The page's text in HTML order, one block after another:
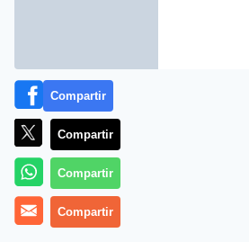
Compartir
Compartir
Compartir
Compartir